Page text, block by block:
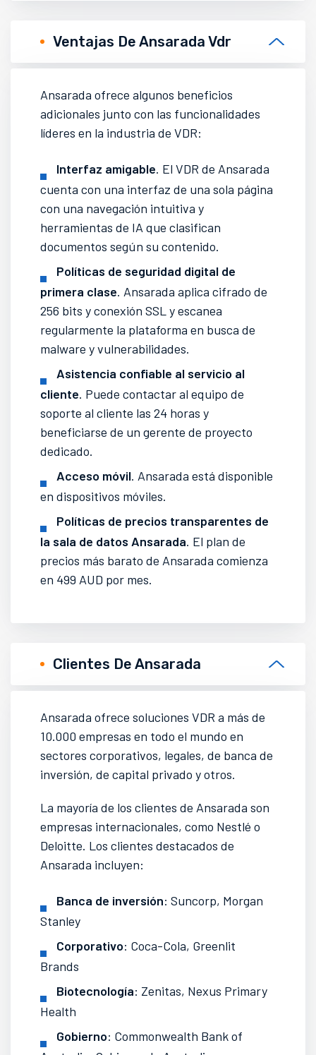
Ventajas De Ansarada Vdr
Ansarada ofrece algunos beneficios
adicionales junto con las funcionalidades
líderes en la industria de VDR:
Interfaz amigable. El VDR de Ansarada
cuenta con una interfaz de una sola página
con una navegación intuitiva y
herramientas de IA que clasifican
documentos según su contenido.
Políticas de seguridad digital de
primera clase. Ansarada aplica cifrado de
256 bits y conexión SSL y escanea
regularmente la plataforma en busca de
malware y vulnerabilidades.
Asistencia confiable al servicio al
cliente. Puede contactar al equipo de
soporte al cliente las 24 horas y
beneficiarse de un gerente de proyecto
dedicado.
Acceso móvil. Ansarada está disponible
en dispositivos móviles.
Políticas de precios transparentes de
la sala de datos Ansarada. El plan de
precios más barato de Ansarada comienza
en 499 AUD por mes.
Clientes De Ansarada
Ansarada ofrece soluciones VDR a más de
10.000 empresas en todo el mundo en
sectores corporativos, legales, de banca de
inversión, de capital privado y otros.
La mayoría de los clientes de Ansarada son
empresas internacionales, como Nestlé o
Deloitte. Los clientes destacados de
Ansarada incluyen:
Banca de inversión: Suncorp, Morgan
Stanley
Corporativo: Coca-Cola, Greenlit
Brands
Biotecnología: Zenitas, Nexus Primary
Health
Gobierno: Commonwealth Bank of